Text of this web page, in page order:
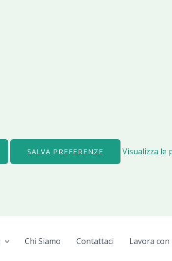
SALVA PREFERENZE
Visualizza le
Chi Siamo Contattaci Lavora con